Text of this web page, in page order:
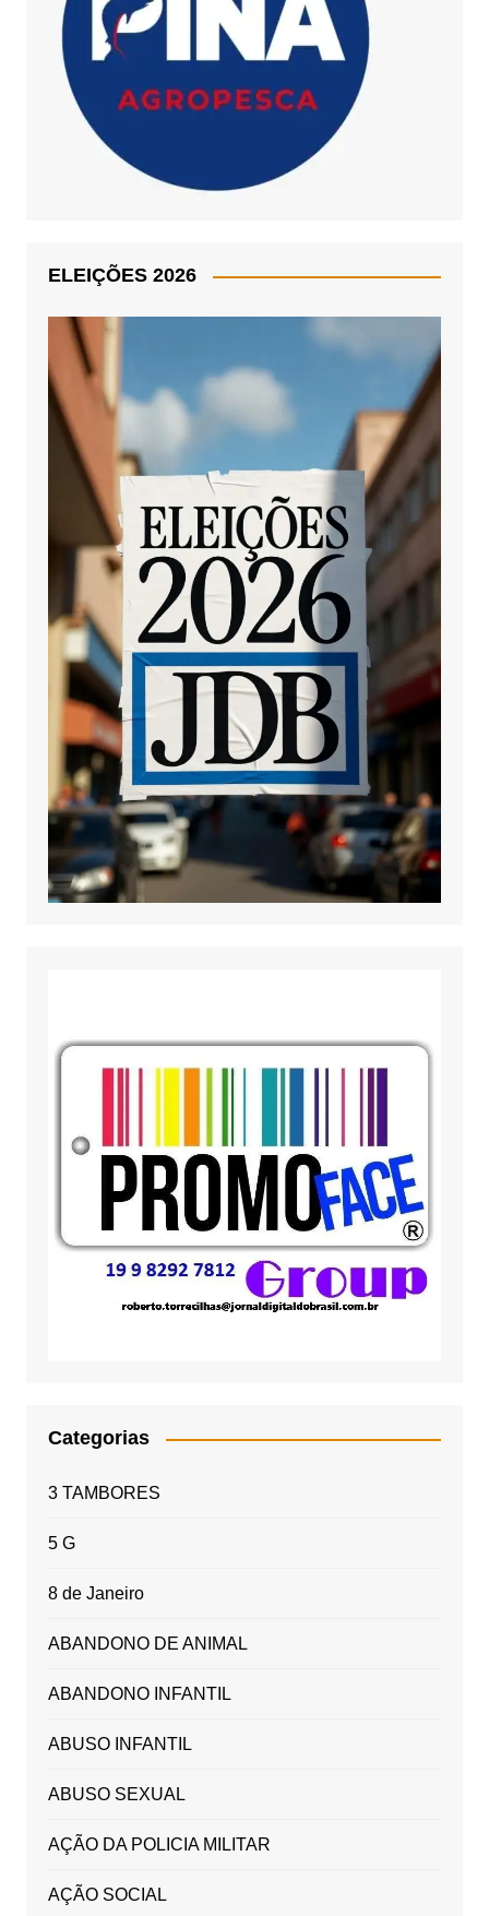
ELEIÇÕES 2026
Categorias
3 TAMBORES
5 G
8 de Janeiro
ABANDONO DE ANIMAL
ABANDONO INFANTIL
ABUSO INFANTIL
ABUSO SEXUAL
AÇÃO DA POLICIA MILITAR
AÇÃO SOCIAL